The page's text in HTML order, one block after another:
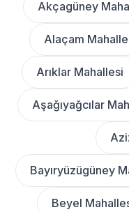
Akçagüney
Alaçam
Arıklar Mahallesi
Aşağıyağcılar
Bayıryüzügüney
Beyel